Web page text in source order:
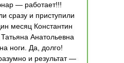
— работает!!!
сразу и приступили
месяц Константин
Анатольевна
ноги. Да, долго!
и результат —